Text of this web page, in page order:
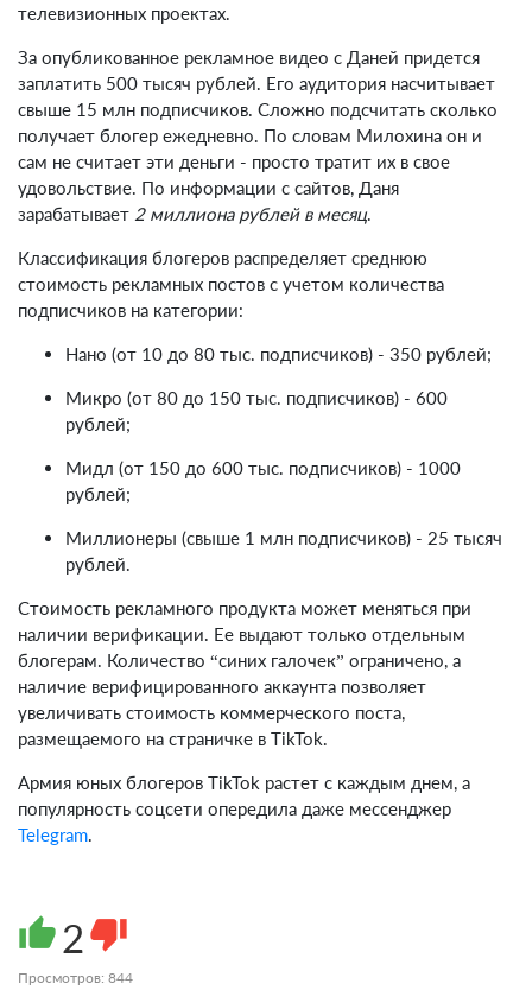
телевизионных проектах.
За опубликованное рекламное видео с Даней придется
заплатить 500 тысяч рублей. Его аудитория насчитывает
свыше 15 млн подписчиков. Сложно подсчитать сколько
получает блогер ежедневно. По словам Милохина он и
сам не считает эти деньги - просто тратит их в свое
удовольствие. По информации с сайтов, Даня
зарабатывает 2 миллиона рублей в месяц.
Классификация блогеров распределяет среднюю
стоимость рекламных постов с учетом количества
подписчиков на категории:
Нано (от 10 до 80 тыс. подписчиков) - 350 рублей;
Микро (от 80 до 150 тыс. подписчиков) - 600
рублей;
Мидл (от 150 до 600 тыс. подписчиков) - 1000
рублей;
Миллионеры (свыше 1 млн подписчиков) - 25 тысяч
рублей.
Стоимость рекламного продукта может меняться при
наличии верификации. Ее выдают только отдельным
блогерам. Количество “синих галочек” ограничено, а
наличие верифицированного аккаунта позволяет
увеличивать стоимость коммерческого поста,
размещаемого на страничке в TikTok.
Армия юных блогеров TikTok растет с каждым днем, а
популярность соцсети опередила даже мессенджер
Telegram.
thumb_up 2thumb_down
Просмотров: 844